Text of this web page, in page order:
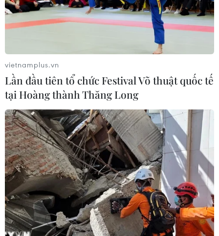
vietnamplus.vn
Lần đầu tiên tổ chức Festival Võ thuật quốc tế
tại Hoàng thành Thăng Long